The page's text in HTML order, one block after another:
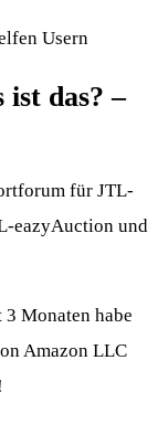
Usern
das? –
für JTL-
eazyAuction und
Monaten habe
Amazon LLC